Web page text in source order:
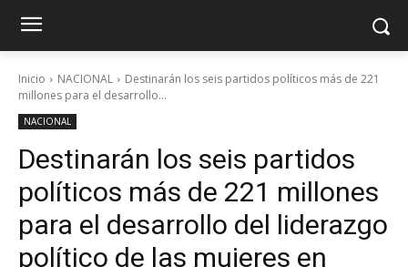
Inicio NACIONAL
Destinarán los seis partidos políticos más de 221
millones para el desarrollo...
NACIONAL
Destinarán los seis partidos
políticos más de 221 millones
para el desarrollo del liderazgo
político de las mujeres en